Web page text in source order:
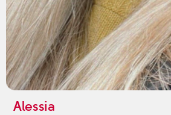
Alessia